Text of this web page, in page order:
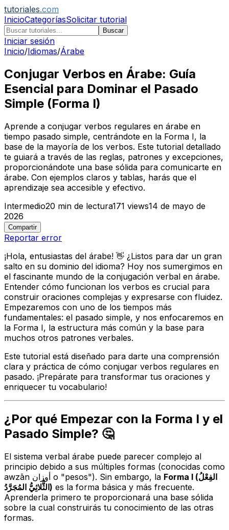
tutoriales.com
InicioCategoríasSolicitar tutorial
Buscar
Iniciar sesión
Inicio/Idiomas/Árabe
Conjugar Verbos en Árabe: Guía
Esencial para Dominar el Pasado
Simple (Forma I)
Aprende a conjugar verbos regulares en árabe en
tiempo pasado simple, centrándote en la Forma I, la
base de la mayoría de los verbos. Este tutorial detallado
te guiará a través de las reglas, patrones y excepciones,
proporcionándote una base sólida para comunicarte en
árabe. Con ejemplos claros y tablas, harás que el
aprendizaje sea accesible y efectivo.
Intermedio20 min de lectura171 views14 de mayo de
2026
Compartir
Reportar error
¡Hola, entusiastas del árabe! 👋 ¿Listos para dar un gran
salto en su dominio del idioma? Hoy nos sumergimos en
el fascinante mundo de la conjugación verbal en árabe.
Entender cómo funcionan los verbos es crucial para
construir oraciones complejas y expresarse con fluidez.
Empezaremos con uno de los tiempos más
fundamentales: el pasado simple, y nos enfocaremos en
la Forma I, la estructura más común y la base para
muchos otros patrones verbales.
Este tutorial está diseñado para darte una comprensión
clara y práctica de cómo conjugar verbos regulares en
pasado. ¡Prepárate para transformar tus oraciones y
enriquecer tu vocabulario!
¿Por qué Empezar con la Forma I y el
Pasado Simple? 🤔
El sistema verbal árabe puede parecer complejo al
principio debido a sus múltiples formas (conocidas como
awzān
أوزان o "pesos"). Sin embargo, la Forma I (الفِعْلُ
الثُّلاثِيُّ المُجَرَّدُ) es la forma básica y más frecuente.
Aprenderla primero te proporcionará una base sólida
sobre la cual construirás tu conocimiento de las otras
formas.